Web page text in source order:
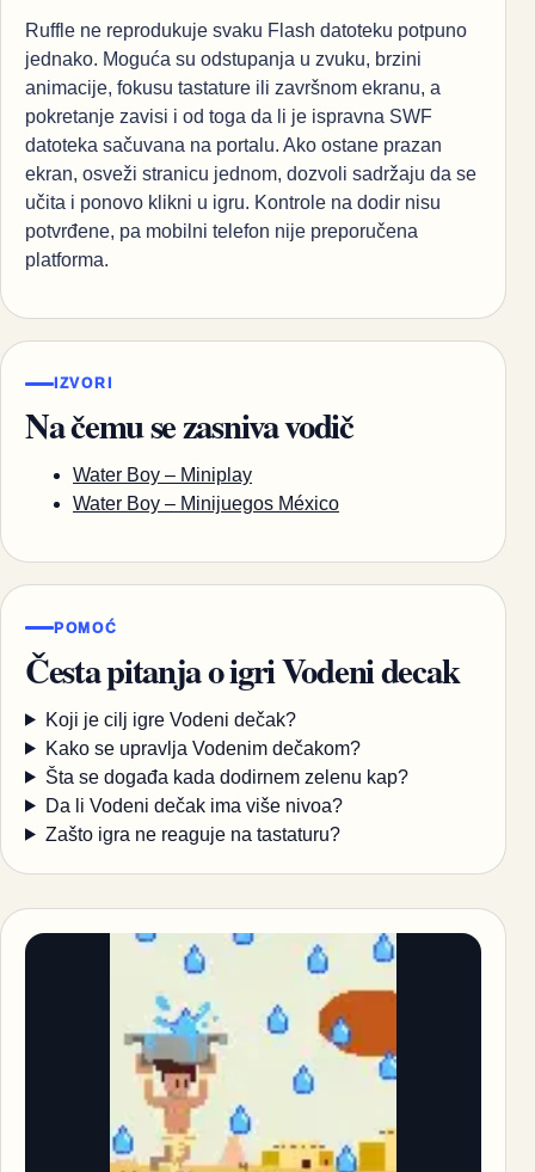
Ruffle ne reprodukuje svaku Flash datoteku potpuno
jednako. Moguća su odstupanja u zvuku, brzini
animacije, fokusu tastature ili završnom ekranu, a
pokretanje zavisi i od toga da li je ispravna SWF
datoteka sačuvana na portalu. Ako ostane prazan
ekran, osveži stranicu jednom, dozvoli sadržaju da se
učita i ponovo klikni u igru. Kontrole na dodir nisu
potvrđene, pa mobilni telefon nije preporučena
platforma.
IZVORI
Na čemu se zasniva vodič
Water Boy – Miniplay
Water Boy – Minijuegos México
POMOĆ
Česta pitanja o igri Vodeni decak
Koji je cilj igre Vodeni dečak?
Kako se upravlja Vodenim dečakom?
Šta se događa kada dodirnem zelenu kap?
Da li Vodeni dečak ima više nivoa?
Zašto igra ne reaguje na tastaturu?